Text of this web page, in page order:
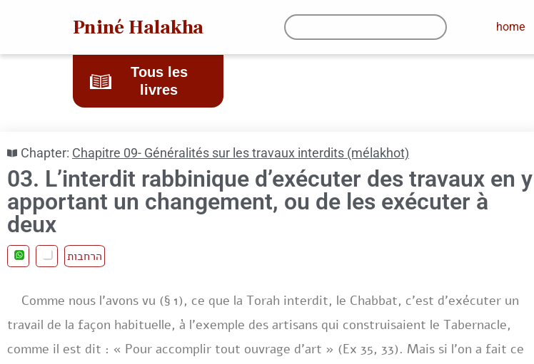
Pniné Halakha home
Tous les
livres
Chapter: Chapitre 09- Généralités sur les travaux interdits (mélakhot)
03. L’interdit rabbinique d’exécuter des travaux en y
apportant un changement, ou de les exécuter à
deux
הרחבות
Comme nous l’avons vu (§ 1), ce que la Torah interdit, le Chabbat, c’est d’exécuter un
travail de la façon habituelle, à l’exemple des artisans qui construisaient le Tabernacle,
comme il est dit : « Pour accomplir tout ouvrage d’art » (Ex 35, 33). Mais si l’on a fait ce